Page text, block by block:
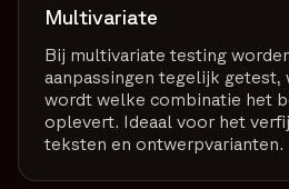
Multivariate
Bij multivariate testing
aanpassingen tegelijk getest,
wordt welke combinatie het
oplevert. Ideaal voor het
teksten en ontwerpvarianten.